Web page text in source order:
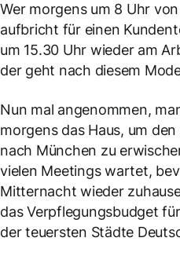
Wer morgens um 8 Uhr
aufbricht für einen
um 15.30 Uhr wieder am
der geht nach diesem
Nun mal angenommen,
morgens das Haus, um
nach München zu
vielen Meetings wartet,
Mitternacht wieder
das Verpflegungsbudget
der teuersten Städte